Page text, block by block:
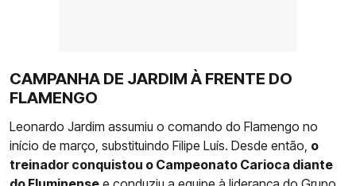
CAMPANHA DE JARDIM À FRENTE DO
FLAMENGO
Leonardo Jardim assumiu o comando do Flamengo no
início de março, substituindo Filipe Luís. Desde então, o
treinador conquistou o Campeonato Carioca diante